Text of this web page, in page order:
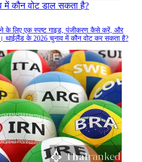
कौन वोट डाल सकता है?
के लिए एक स्पष्ट गाइड, पंजीकरण कैसे करें, और
थाईलैंड के 2026 चुनाव में कौन वोट कर सकता है?